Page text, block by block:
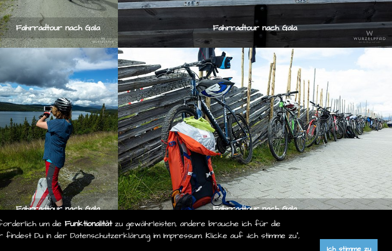
um die Funktionalitätzu gewährleisten, andere brauche ich für die
Du in der Datenschutzerklärung im Impressum. Klicke auf „Ich stimme zu“,
Ich stimme zu
Fahrradtour nach Gala Fahrradtour nach Gala
Fahrradtour nach Gala Fahrradtour nach Gala